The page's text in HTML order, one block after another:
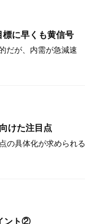
に早くも黄信号
だが、内需が急減速
けた注目点
の具体化が求められる
ント②